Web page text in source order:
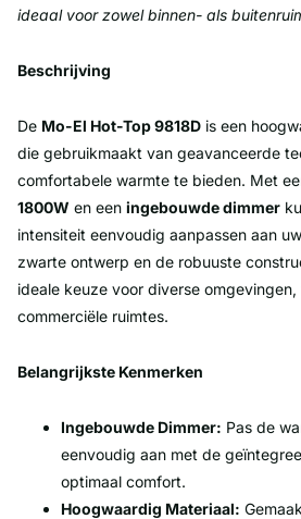
ideaal voor zowel binnen- als
Beschrijving
De Mo-El Hot-Top 9818D is een
die gebruikmaakt van geavanceerde
comfortabele warmte te bieden. Met
1800W en een ingebouwde dimmer
intensiteit eenvoudig aanpassen aan
zwarte ontwerp en de robuuste
ideale keuze voor diverse
commerciële ruimtes.
Belangrijkste Kenmerken
Ingebouwde Dimmer: Pas de
eenvoudig aan met de
optimaal comfort.
Hoogwaardig Materiaal: